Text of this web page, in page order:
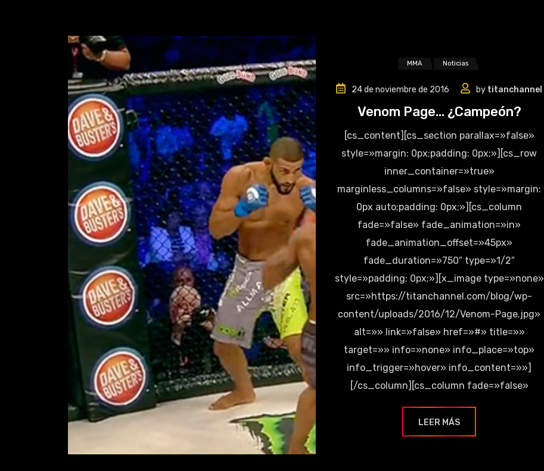
MMA Noticias
24 de noviembre de 2016 by titanchannel
Venom Page… ¿Campeón?
[cs_content][cs_section parallax=»false»
style=»margin: 0px;padding: 0px;»][cs_row
inner_container=»true»
marginless_columns=»false» style=»margin:
0px auto;padding: 0px;»][cs_column
fade=»false» fade_animation=»in»
fade_animation_offset=»45px»
fade_duration=»750″ type=»1/2″
style=»padding: 0px;»][x_image type=»none»
src=»https://titanchannel.com/blog/wp-
content/uploads/2016/12/Venom-Page.jpg»
alt=»» link=»false» href=»#» title=»»
target=»» info=»none» info_place=»top»
info_trigger=»hover» info_content=»»]
[/cs_column][cs_column fade=»false»
LEER MÁS